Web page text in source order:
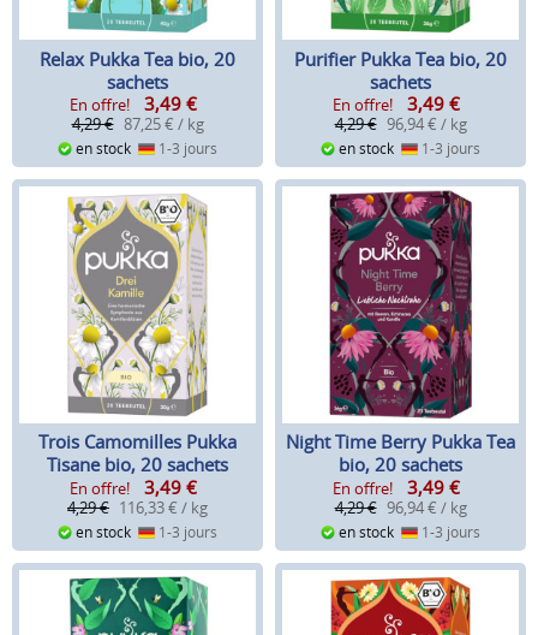
Relax Pukka Tea bio, 20
sachets
En offre! 3,49 €
4,29 € 87,25 € / kg
en stock 1-3 jours
Purifier Pukka Tea bio, 20
sachets
En offre! 3,49 €
4,29 € 96,94 € / kg
en stock 1-3 jours
Trois Camomilles Pukka
Tisane bio, 20 sachets
En offre! 3,49 €
4,29 € 116,33 € / kg
en stock 1-3 jours
Night Time Berry Pukka Tea
bio, 20 sachets
En offre! 3,49 €
4,29 € 96,94 € / kg
en stock 1-3 jours